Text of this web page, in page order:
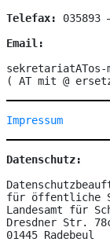
Telefax: 035893
Email:
sekretariatATos-
( AT mit @
Impressum
Datenschutz:
für öffentliche
Landesamt für
Dresdner Str.
01445 Radebeul